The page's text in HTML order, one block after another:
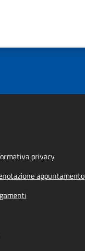
privacy
appuntamento